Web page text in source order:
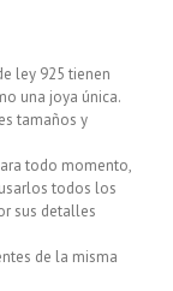
ley 925 tienen
una joya única.
tamaños y
todo momento,
todos los
sus detalles
de la misma